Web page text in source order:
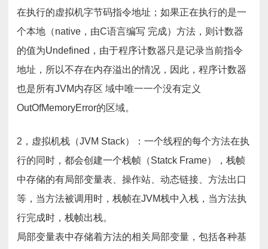
在执行的虚拟机字节码指令地址；如果正在执行的是一
个本地（native，由C语言编写 完成）方法，则计数器
的值为Undefined，由于程序计数器只是记录当前指令
地址，所以不存在内存溢出的情况，因此，程序计数器
也是所有JVM内存区 域中唯一一个没有定义
OutOfMemoryError的区域。
2，虚拟机栈（JVM Stack）：一个线程的每个方法在执
行的同时，都会创建一个栈帧（Statck Frame），栈帧
中存储的有局部变量表、操作站、动态链接、方法出口
等，当方法被调用时，栈帧在JVM栈中入栈，当方法执
行完成时，栈帧出栈。
局部变量表中存储着方法的相关局部变量，包括各种基